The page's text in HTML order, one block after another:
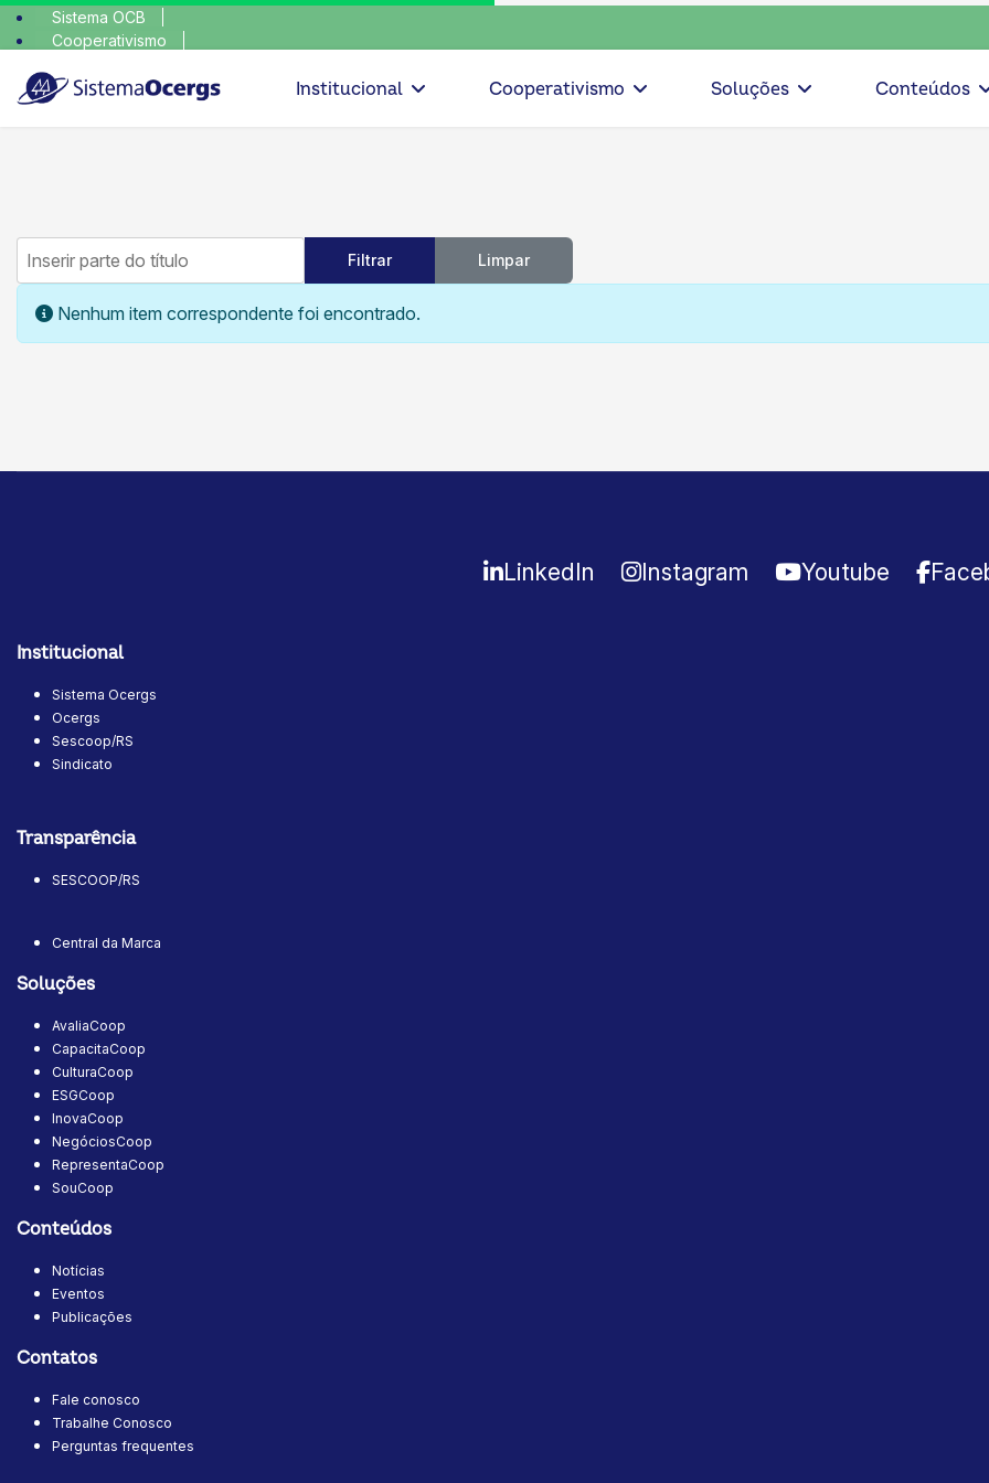
Sistema OCB
Cooperativismo
Institucional
Cooperativismo Soluções Conteúdos
Inserir parte do título
Filtrar Limpar
Informação
Nenhum item correspondente foi encontrado.
LinkedIn Instagram Youtube
Institucional
Sistema Ocergs
Ocergs
Sescoop/RS
Sindicato
Transparência
SESCOOP/RS
Central da Marca
Soluções
AvaliaCoop
CapacitaCoop
CulturaCoop
ESGCoop
InovaCoop
NegóciosCoop
RepresentaCoop
SouCoop
Conteúdos
Notícias
Eventos
Publicações
Contatos
Fale conosco
Trabalhe Conosco
Perguntas frequentes